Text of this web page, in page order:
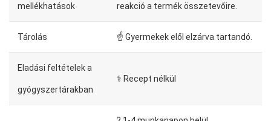
mellékhatások reakció a termék összetevőire.
Tárolás ☝ Gyermekek elől elzárva tartandó.
Eladási feltételek a
gyógyszertárakban
⚕️ Recept nélkül